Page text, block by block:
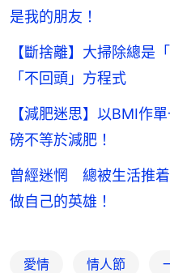
是我的朋友！
【斷捨離】大掃除總是
「不回頭」方程式
【減肥迷思】以BMI作
磅不等於減肥！
曾經迷惘 總被生活推
做自己的英雄！
愛情 情人節